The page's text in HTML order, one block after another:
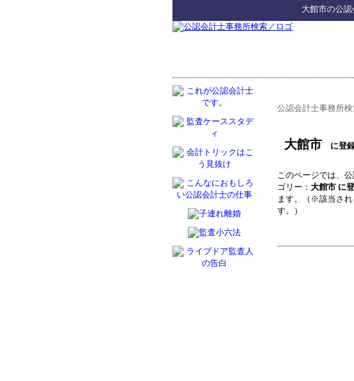
大館市の公認
公認会計士事務所
大館市 に登
このページでは、
ゴリー： 大館市 に
ます。（※該当され
す。）